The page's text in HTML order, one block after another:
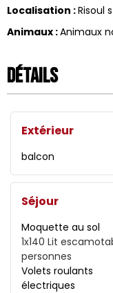
Localisation :Risoul
Animaux :Animaux
Détails
Extérieur
balcon
Séjour
Moquette au sol
1x140 Lit
personnes
Volets roulants
électriques